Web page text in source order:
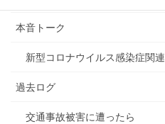
本音トーク
新型コロナウイルス感染症関連
過去ログ
交通事故被害に遭ったら